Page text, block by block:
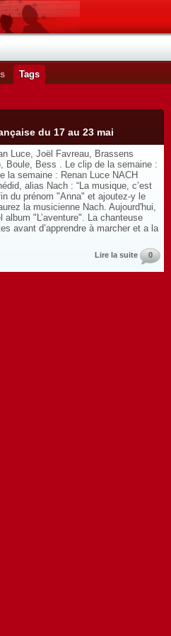
Tags
du 17 au 23 mai
Luce, Joël Favreau, Brassens
Boule, Bess . Le clip de la semaine :
la semaine : Renan Luce NACH
alias Nach : “La musique, c’est
du prénom "Anna" et ajoutez-y le
la musicienne Nach. Aujourd'hui,
"L’aventure". La chanteuse
avant d’apprendre à marcher et a la
Lire la suite 0